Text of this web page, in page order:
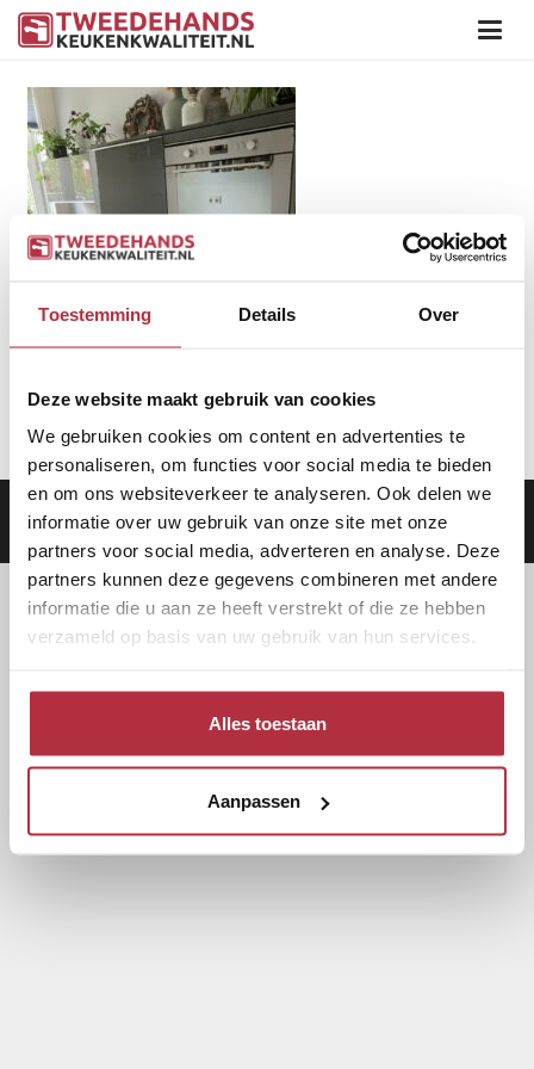
Toestemming Details Over
Deze website maakt gebruik van cookies
We gebruiken cookies om content en advertenties te
personaliseren, om functies voor social media te bieden
en om ons websiteverkeer te analyseren. Ook delen we
informatie over uw gebruik van onze site met onze
partners voor social media, adverteren en analyse. Deze
partners kunnen deze gegevens combineren met andere
informatie die u aan ze heeft verstrekt of die ze hebben
verzameld op basis van uw gebruik van hun services.
Alles toestaan
Aanpassen
Aanbod| Keukens |Levering|Garantie|Privacy Beleid